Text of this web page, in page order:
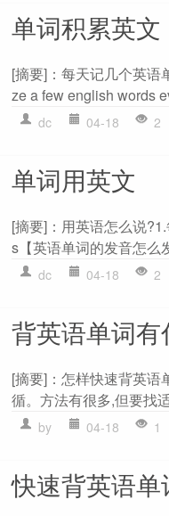
单词积累英文
[摘要]：每天记几个英语
ze a few english words
dc 04-18 2
单词用英文
[摘要]：用英语怎么说
s【英语单词的发音怎么
dc 04-18 2
背英语单词
[摘要]：怎样快速背英语
循。方法有很多,但要找
by 04-18 1
快速背英语单